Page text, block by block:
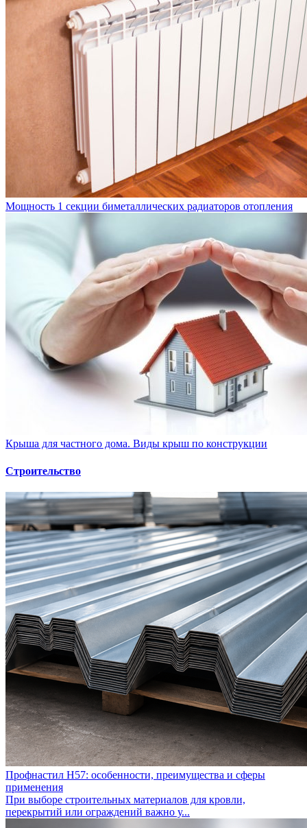
Мощность 1 секции биметаллических радиаторов отопления
Крыша для частного дома. Виды крыш по конструкции
Строительство
Профнастил Н57: особенности, преимущества и сферы
применения
При выборе строительных материалов для кровли,
перекрытий или ограждений важно у...